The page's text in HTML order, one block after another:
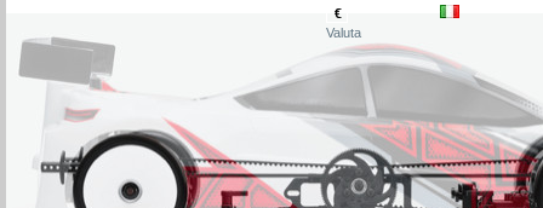
€
Valuta